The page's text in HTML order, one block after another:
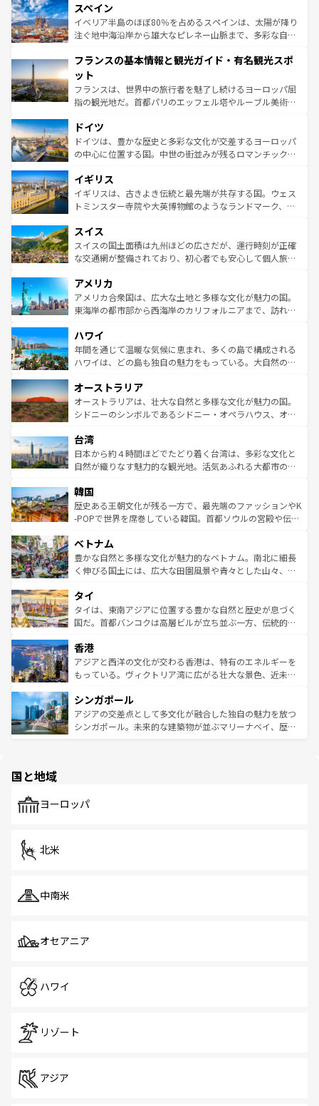
ろん、トスカーナの美しい田園風景やアマルフィ海岸の絶
景など、自然景観も見逃せない。観光の合間には、本場の
ピザやパスタなど、絶品のイタリア料理を堪能することも
ませてくれるイタリアで、忘れられない旅をしてみよう！
なお、新着のイタリア情報は
しい。
スペイン
イベリア半島のほぼ80％を占めるスペインは、太陽が降り
注ぐ地中海沿岸から雄大なピレネー山脈まで、多彩な自然
文化が根付くこの国では、情熱的なフラメンコ、熱気あふ
れる闘牛、そして美味しいタパスが生活の一部となってい
る。首都マドリードの洗練された雰囲気や、バルセロナの
アートに溢れた街角から、地方では古代ローマ遺跡や中世
せる。地方によって風土や気候が異なるスペインはその個
性で訪れる人を魅了する。 なお、新着のスペイン情報は コ
ンテンツ一覧を参照してほしい。
フランスの基本情報と観光ガイド・有名観光スポ
ット
フランスは、世界中の旅行者を魅了し続けるヨーロッパ屈
指の観光地だ。首都パリのエッフェル塔やルーブル美術館
で、幅広い魅力が詰まっている。華麗な宮殿、歴史的な大
聖堂、美しいビーチ、そして豊かな自然が、訪れる者を心
から魅了する。また、フランスは美食の国としても知ら
いる。シャンパンの発祥地であるランス、プロヴァンスの
香り高いラベンダー畑など、多彩な楽しみ方が可能だ。さ
らに、パリ以外の地域にも魅力が溢れており、どの街角に
れる地方に足を運ぶとそれぞれで全く異なる文化を体験で
きるだろう。 なお、新着のフランス情報はコンテンツ一覧
を参照してほしい。
ドイツ
ドイツは、豊かな歴史と多彩な文化が交差するヨーロッパ
の中心に位置する国。中世の街並みが残るロマンチック街
顔を持つこの国は、どこを歩いても飽きることがない。ベ
ルリンの文化的活気、バイエルン州のアルプスの絶景、そ
してライン川沿いのワイン畑といった風景は必見。ビール
は、お酒好きな人にはぜひ体験してほしい。 なお、新着の
ドイツ情報はコンテンツ一覧を参照してほしい。
イギリス
イギリスは、古きよき伝統と最先端が共存する国。ウェス
トミンスター寺院や大英博物館のようなランドマーク、歴
リアごとに異なる魅力がある。また、優雅なアフタヌーン
ティー、ビール好きにはたまらない英国パブ、サッカー観
戦など、本場だからこそできる体験も豊富。イギリスを旅
ンツ一覧を参照してほしい。
スイス
スイスの国土面積は九州ほどの広さだが、運行時刻が正確
な交通網が整備されており、初心者でも安心して個人旅行
の建物がそのまま残る町や、スイスならではのユニークな
博物館もあり、アルプス観光だけでなく町歩きも満喫する
ことができる。国民の所得が高いため物価も高いが、旅行
ば市内交通費無料で観光を楽しむこともできる。 なお、新
着のスイス情報はコンテンツ一覧 を参照してほしい。
アメリカ
アメリカ合衆国は、広大な土地と多様な文化が魅力の国。
東海岸の都市部から西海岸のカリフォルニアまで、訪れる
のような巨大都市は、観光、ショッピング、エンターテイ
ンメントが詰まった刺激的なスポットだ。一方、アメリカ
西部には大自然が広がり、グランドキャニオンやイエロー
部のニューオーリンズでは、音楽と美食が融合した独特の
文化が魅力。旅行者はアメリカの各地域で異なる魅力を楽
しみながら、その多様性と豊かな歴史を感じることができ
ならではの贅沢な旅のスタイルだ。 なお、新着のアメリカ
情報はコンテンツ一覧を参照してほしい。
ハワイ
年間を通じて温暖な気候に恵まれ、多くの島で構成される
ハワイは、どの島も独自の魅力をもっている。大自然の神
ワイ島は見逃せない。また、定番の観光地といえばオアフ
島だが、静かな自然を求めるならマウイ島やカウアイ島が
おすすめ。エメラルドグリーンに輝く海をはじめ、豊かな
れるおもてなしの心で訪れる人々を迎えてくれるハワイの
人々、おいしいローカルフードやハワイアンミュージッ
ク、伝統的なフラダンスなど、すべてがハワイの魅力を彩
ワイを、存分に味わってほしい。 なお、新着のハワイ情報
はコンテンツ一覧を参照してほしい。
オーストラリア
オーストラリアは、壮大な自然と多様な文化が魅力の国。
シドニーのシンボルであるシドニー・オペラハウス、オー
リアリーフや大陸中央部にそびえるウルル（エアーズロッ
ク）、タスマニアの美しい原生林やケアンズの熱帯雨林な
ど、見どころがたくさん。また、カフェやワイン、オージ
いる。アクティビティも充実しており、サーフィンやダイ
ビング、ハイキングなど、アウトドア好きにはたまらな
い。オーストラリアの多彩な魅力を存分に味わいつくそ
参照してほしい。
台湾
日本から約４時間ほどでたどり着く台湾は、多彩な文化と
自然が織りなす魅力的な観光地。活気あふれる大都市の台
ン）、静ひつな山岳地帯である台湾東部など、都市の喧騒
と山間の静けさが共存しており、訪れる人に新しい発見と
驚きをもたらしてくれる。また、奥深い台湾の食文化も魅
容にもいいと評判のスイーツなど、バラエティ豊かな料理
が味わえる。 なお、新着の台湾情報は コンテンツ一覧を参
照してほしい。
韓国
歴史ある王朝文化が残る一方で、最先端のファッションやK
-POPで世界を席巻している韓国。首都ソウルの宮殿や伝統
き、地方に足を延ばせば四季折々の自然美を楽しむことが
できる。そして、キムチや焼肉、絶品のストリートフード
まで、さまざまな韓国料理が待っている。夜には、韓国な
リティに包まれながら、韓国の多彩な魅力を心ゆくまで味
わってみてほしい。 なお、新着の韓国情報はコンテンツ一
覧を参照してほしい。
ベトナム
豊かな自然と多様な文化が魅力的なベトナム。南北に細長
く伸びる国土には、広大な田園風景や青々とした山々、世
急速な発展と共に伝統が息づく。ハノイの古い町並みやホ
ーチミン市のフランス統治時代の建物も、独特の雰囲気を
醸し出している。また、バラエティの豊かさとおいしさで
とつ。フォーやバインミー、ベトナムコーヒーなどは、ぜ
ひ現地で味わいたい。どの地域を訪れてもあたたかい人々
が旅行者を迎えてくれるので、きっと忘れられない旅にな
参照してほしい。
タイ
タイは、東南アジアに位置する豊かな自然と歴史が息づく
国だ。首都バンコクは高層ビルが立ち並ぶ一方、伝統的な
の活気が交差している。北部ではチェンマイなどの山岳地
帯で自然と触れ合い、南部ではプーケットやクラビの美し
いビーチでリゾート気分を楽しむことができる。タイ料理
激する。気候は一年中温暖で、どの季節にも異なる楽しみ
が待っている。親しみやすいタイの人々、仏教を中心とし
た文化、そして多様な観光資源が、訪れる旅人を魅了し続
香港
アジアと西洋の文化が交わる香港は、特有のエネルギーを
もっている。ヴィクトリア湾に広がる壮大な景色、近未来
み、どこを訪れても感動するはず。観光スポットが密集し
ており、効率よく見どころを回れるのも魅力。息をのむよ
うな絶景から文化的な体験まで、香港を存分に楽しみ尽く
シンガポール
アジアの交差点として多文化が融合した独自の魅力を放つ
シンガポール。未来的な建築物が並ぶマリーナベイ、歴史
で、ホーカーズは地元の風情を楽しめる外せないスポット
国と地域
ヨーロッパ
北米
中南米
オセアニア
ハワイ
リゾート
アジア